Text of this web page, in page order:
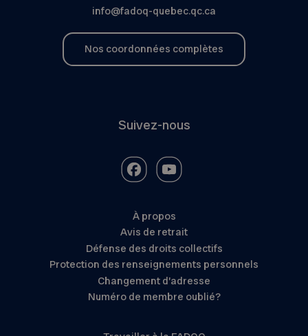
info@fadoq-quebec.qc.ca
Nos coordonnées complètes
Suivez-nous
À propos
Avis de retrait
Défense des droits collectifs
Protection des renseignements personnels
Changement d’adresse
Numéro de membre oublié?